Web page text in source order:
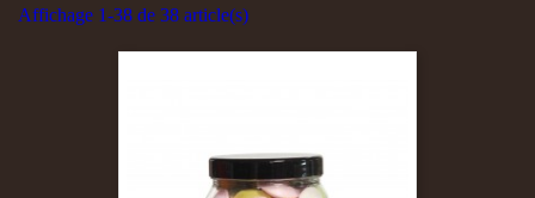
Affichage 1-38 de 38 article(s)